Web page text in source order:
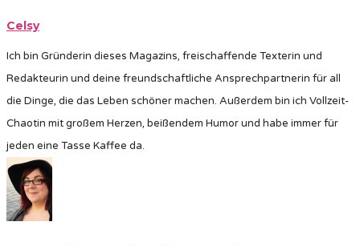
Celsy
Ich bin Gründerin dieses Magazins, freischaffende Texterin und
Redakteurin und deine freundschaftliche Ansprechpartnerin für all
die Dinge, die das Leben schöner machen. Außerdem bin ich Vollzeit-
Chaotin mit großem Herzen, beißendem Humor und habe immer für
jeden eine Tasse Kaffee da.